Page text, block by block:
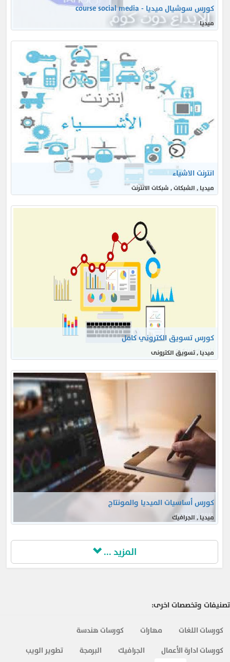
كورس سوشيال ميديا - course social media
ميديا
انترنت الاشياء
ميديا , الشبكات , شبكات الانترنت
كورس تسويق الكتروني كامل
ميديا , تسويق الكترونى
كورس أساسيات الميديا والمونتاج
ميديا , الجرافيك
المزيد ...
تصنيفات وتخصصات اخرى:
كورسات اللغات مهارات
كورسات هندسة
كورسات ادارة الأعمال
الجرافيك البرمجة
تطوير الويب